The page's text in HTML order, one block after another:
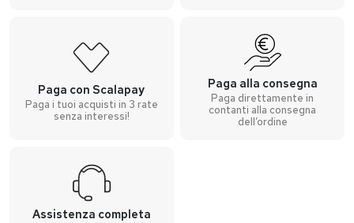
Paga con Scalapay
Paga i tuoi acquisti in 3 rate
senza interessi!
Paga alla consegna
Paga direttamente in
contanti alla consegna
dell’ordine
Assistenza completa